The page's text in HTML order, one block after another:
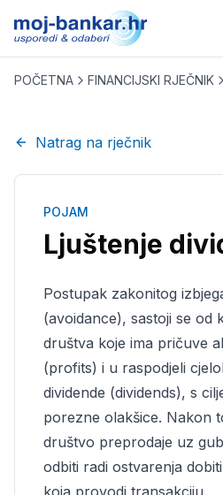
POČETNA FINANCIJSKI RJEČNIK
Natrag na rječnik
POJAM
Ljuštenje
Postupak zakonitog
(avoidance), sastoji se od
društva koje ima pričuve
(profits) i u raspodjeli
dividende (dividends), s
porezne olakšice. Nakon
društvo preprodaje uz
odbiti radi ostvarenja
koja provodi transakciju.